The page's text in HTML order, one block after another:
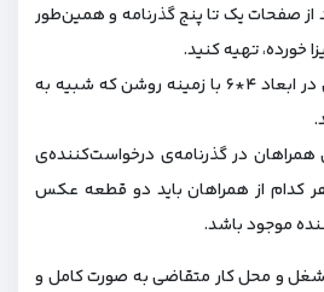
از صفحات یک تا پنج گذرنامه و همین‌طور
خورده، تهیه کنید.
سه: دو قطعه عکس رنگی در ابعاد ۴*۶ با زمینه روشن که شبیه به
در گذرنامه‌ی درخواست‌کننده‌ی
هر کدام از همراهان باید دو قطعه عکس
موجود باشد.
و محل کار متقاضی به صورت کامل و